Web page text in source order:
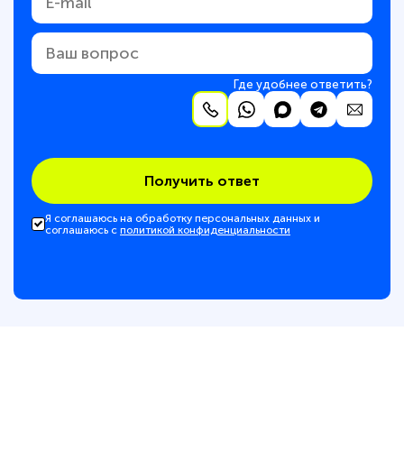
Где удобнее ответить?
Получить ответ
Я соглашаюсь на обработку персональных данных и
соглашаюсь с политикой конфиденциальности